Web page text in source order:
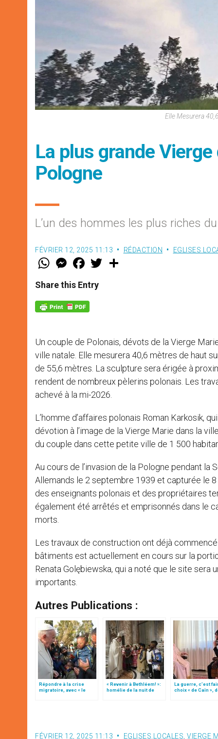
Elle Mesurera
La plus grande Vierge
Pologne
L’un des hommes les plus riches
FÉVRIER 12, 2025 11:13 RÉDACTION EGLISES
W
t
s
p
p
M
e
s
e
g
e
F
a
e
b
o
k
w
Share this Entry
Un couple de Polonais, dévots de la Vierge
ville natale. Elle mesurera 40,6 mètres de haut
de 55,6 mètres. La sculpture sera érigée à
rendent de nombreux pèlerins polonais. Les
achevé à la mi-2026.
L’homme d’affaires polonais Roman Karkosik,
dévotion à l’image de la Vierge Marie dans la
du couple dans cette petite ville de 1 500
Au cours de l’invasion de la Pologne pendant la
Allemands le 2 septembre 1939 et capturée le
des enseignants polonais et des propriétaires
également été arrêtés et emprisonnés dans le
morts.
Les travaux de construction ont déjà
bâtiments est actuellement en cours sur la
Renata Golębiewska, qui a noté que le site
importants.
Autres Publications :
Répondre à la crise
migratoire, avec « le
« Revenir à Bethléem! »:
homélie de la nuit de
Noël (texte complet)
La guerre, c’est
choix « de Caïn »,
FÉVRIER 12, 2025 11:13 EGLISES LOCALES VIERGE